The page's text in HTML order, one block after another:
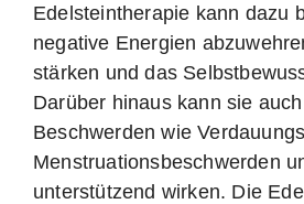
Edelsteintherapie kann dazu
negative Energien
stärken und das
Darüber hinaus kann sie
Beschwerden wie
Menstruationsbeschwerden
unterstützend wirken. Die